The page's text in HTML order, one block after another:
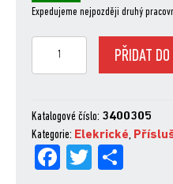
Expedujeme nejpozději druhý
pro
grily
Lumin
množství
PŘIDAT
Katalogové číslo: 3400305
Kategorie: Elekrické,
Fa
Tw